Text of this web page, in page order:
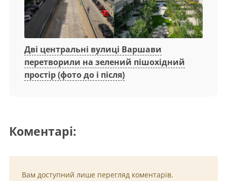
Дві центральні вулиці Варшави
перетворили на зелений пішохідний
простір (фото до і після)
Коментарі:
Вам доступний лише перегляд коментарів.